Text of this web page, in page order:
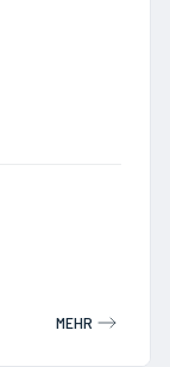
MEHR